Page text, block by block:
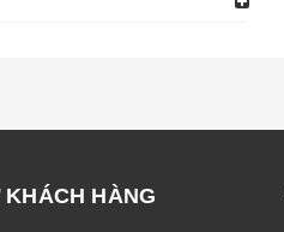
KHÁCH HÀNG